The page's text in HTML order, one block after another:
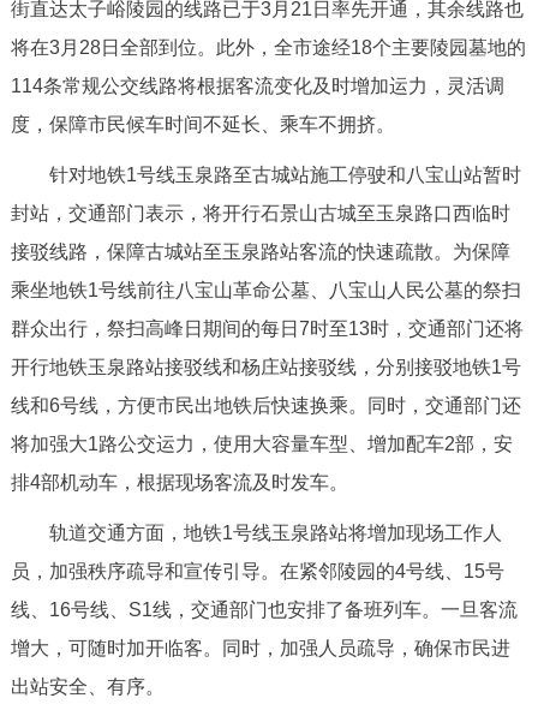
街直达太子峪陵园的线路已于3月21日率先开通，其余线路也
将在3月28日全部到位。此外，全市途经18个主要陵园墓地的
114条常规公交线路将根据客流变化及时增加运力，灵活调
度，保障市民候车时间不延长、乘车不拥挤。
针对地铁1号线玉泉路至古城站施工停驶和八宝山站暂时
封站，交通部门表示，将开行石景山古城至玉泉路口西临时
接驳线路，保障古城站至玉泉路站客流的快速疏散。为保障
乘坐地铁1号线前往八宝山革命公墓、八宝山人民公墓的祭扫
群众出行，祭扫高峰日期间的每日7时至13时，交通部门还将
开行地铁玉泉路站接驳线和杨庄站接驳线，分别接驳地铁1号
线和6号线，方便市民出地铁后快速换乘。同时，交通部门还
将加强大1路公交运力，使用大容量车型、增加配车2部，安
排4部机动车，根据现场客流及时发车。
轨道交通方面，地铁1号线玉泉路站将增加现场工作人
员，加强秩序疏导和宣传引导。在紧邻陵园的4号线、15号
线、16号线、S1线，交通部门也安排了备班列车。一旦客流
增大，可随时加开临客。同时，加强人员疏导，确保市民进
出站安全、有序。